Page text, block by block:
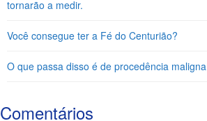
tornarão a medir.
Você consegue ter a Fé do Centurião?
O que passa disso é de procedência maligna
Comentários